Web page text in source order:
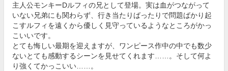
主人公モンキーDルフィの兄として登場。実は血がつながって
いない兄弟にも関わらず、行き当たりばったりで問題ばかり起
こすルフィを遠くから優しく見守っているようなところがかっ
こいいです。
とても悔しい最期を迎えますが、ワンピース作中の中でも数少
ないとても感動するシーンを見せてくれます……。そして何よ
り強くてかっこいい……。